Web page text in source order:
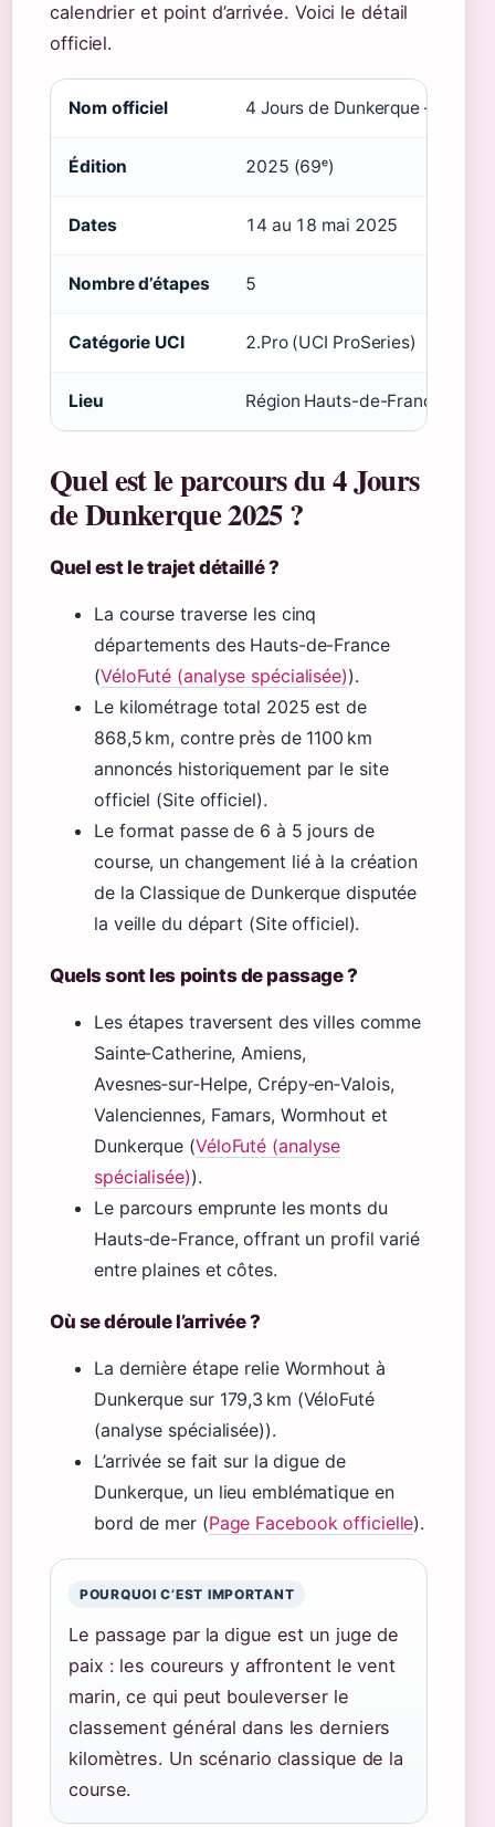
calendrier et point d’arrivée. Voici le détail
officiel.
Nom officiel 4 Jours de Dunkerque –
Édition 2025 (69ᵉ)
Dates 14 au 18 mai 2025
Nombre d’étapes 5
Catégorie UCI 2.Pro (UCI ProSeries)
Lieu Région Hauts-de-France,
Quel est le parcours du 4 Jours
de Dunkerque 2025 ?
Quel est le trajet détaillé ?
La course traverse les cinq
départements des Hauts-de-France
(VéloFuté (analyse spécialisée)).
Le kilométrage total 2025 est de
868,5 km, contre près de 1100 km
annoncés historiquement par le site
officiel (Site officiel).
Le format passe de 6 à 5 jours de
course, un changement lié à la création
de la Classique de Dunkerque disputée
la veille du départ (Site officiel).
Quels sont les points de passage ?
Les étapes traversent des villes comme
Sainte‑Catherine, Amiens,
Avesnes‑sur‑Helpe, Crépy‑en‑Valois,
Valenciennes, Famars, Wormhout et
Dunkerque (VéloFuté (analyse
spécialisée)).
Le parcours emprunte les monts du
Hauts-de-France, offrant un profil varié
entre plaines et côtes.
Où se déroule l’arrivée ?
La dernière étape relie Wormhout à
Dunkerque sur 179,3 km (VéloFuté
(analyse spécialisée)).
L’arrivée se fait sur la digue de
Dunkerque, un lieu emblématique en
bord de mer (Page Facebook officielle).
POURQUOI C’EST IMPORTANT
Le passage par la digue est un juge de
paix : les coureurs y affrontent le vent
marin, ce qui peut bouleverser le
classement général dans les derniers
kilomètres. Un scénario classique de la
course.